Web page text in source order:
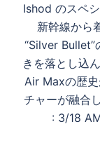
Ishod のスペ
新幹線から
“Silver Bullet”
きを落とし込
Air Maxの歴
チャーが融合
: 3/18